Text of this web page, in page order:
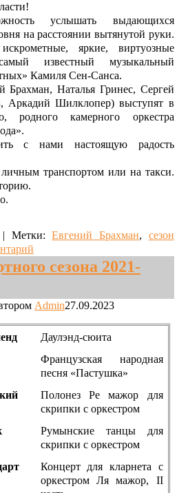
услышать выдающихся
на расстоянии вытянутой руки.
яркие, виртуозные
известный музыкальный
Камиля Сен-Санса.
Брахман, Наталья Гринес, Сергей
Аркадий Шилклопер) выступят в
родного камерного оркестра
с нами настоящую радость
транспортом или на такси.
Метки: Евгений Брахман, сезон
сезона 2021-
Admin27.09.2023
Даулэнд-сюита
Французская народная
песня «Пастушка»
Полонез Ре мажор для
скрипки с оркестром
Румынские танцы для
скрипки с оркестром
Концерт для кларнета с
оркестром Ля мажор, II